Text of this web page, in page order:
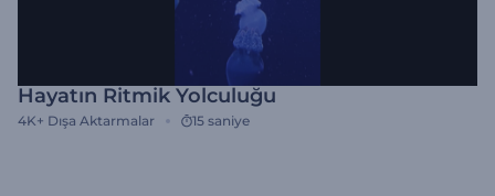
Hayatın Ritmik Yolculuğu
4K+ Dışa Aktarmalar 15 saniye